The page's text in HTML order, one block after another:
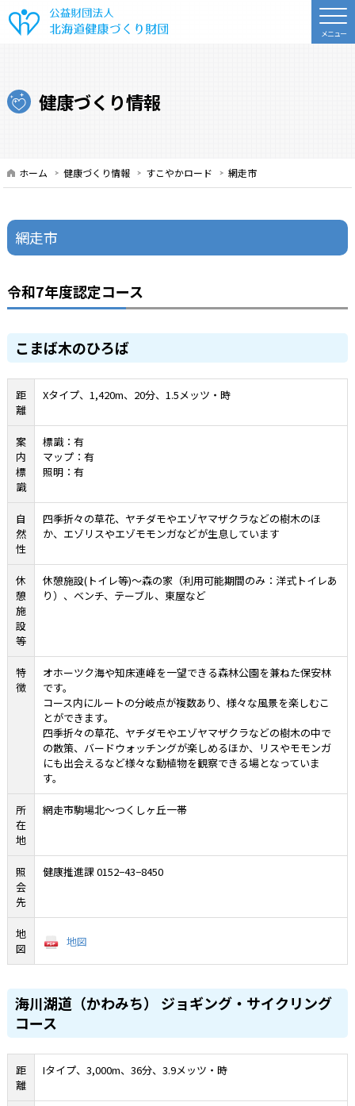
公益財団法人 北海道健康づくり財
健康づくり情報
ホーム 健康づくり情報 すこやかロード 網走市
網走市
令和7年度認定コース
こまば木のひろば
距
離
Xタイプ、1,420m、20分、1.5メッツ・時
案
内
標
識
標識：有
マップ：有
照明：有
自
然
性
四季折々の草花、ヤチダモやエゾヤマザクラなどの樹木のほ
か、エゾリスやエゾモモンガなどが生息しています
休
憩
施
設
等
休憩施設(トイレ等)〜森の家（利用可能期間のみ：洋式トイレあ
り）、ベンチ、テーブル、東屋など
特
徴
オホーツク海や知床連峰を一望できる森林公園を兼ねた保安林
です。
コース内にルートの分岐点が複数あり、様々な風景を楽しむこ
とができます。
四季折々の草花、ヤチダモやエゾヤマザクラなどの樹木の中で
の散策、バードウォッチングが楽しめるほか、リスやモモンガ
にも出会えるなど様々な動植物を観察できる場となっていま
す。
所
在
地
網走市駒場北〜つくしヶ丘一帯
照
会
先
健康推進課0152−43−8450
地
図
地図
海川湖道（かわみち） ジョギング・サイクリング
コース
距
離
Iタイプ、3,000m、36分、3.9メッツ・時